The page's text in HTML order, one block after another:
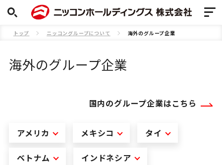
トップ ニッコングループについて 海外のグループ企業
海外のグループ企業
国内のグループ企業はこちら
アメリカ メキシコ タイ
ベトナム インドネシア